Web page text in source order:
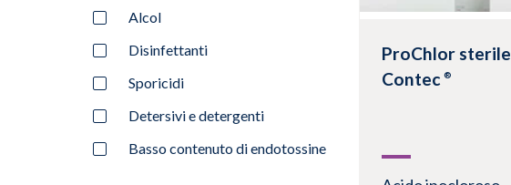
Alcol
Disinfettanti
Sporicidi
Detersivi e detergenti
Basso contenuto di endotossine
ProChlor sterile
Contec ®